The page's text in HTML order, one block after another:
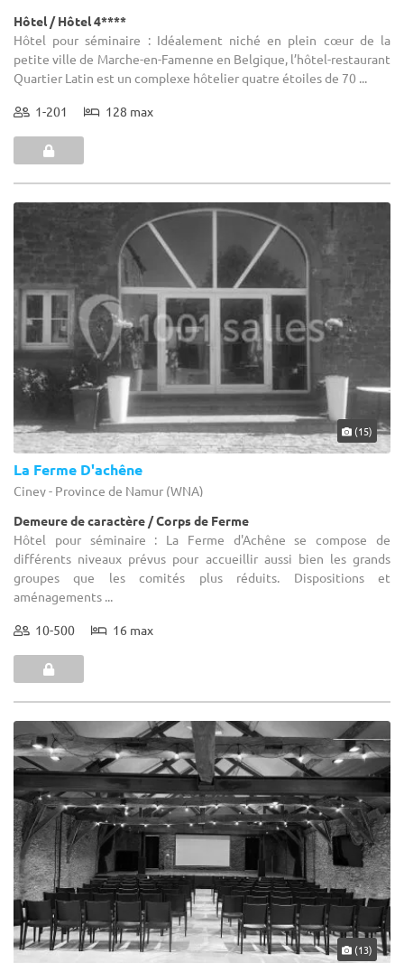
Hôtel / Hôtel 4****
Hôtel pour séminaire : Idéalement niché en plein cœur de la
petite ville de Marche-en-Famenne en Belgique, l’hôtel-restaurant
Quartier Latin est un complexe hôtelier quatre étoiles de 70 ...
1-201 128 max
(15)
La Ferme D'achêne
Ciney - Province de Namur (WNA)
Demeure de caractère / Corps de Ferme
Hôtel pour séminaire : La Ferme d'Achêne se compose de
différents niveaux prévus pour accueillir aussi bien les grands
groupes que les comités plus réduits. Dispositions et
aménagements ...
10-500 16 max
(13)